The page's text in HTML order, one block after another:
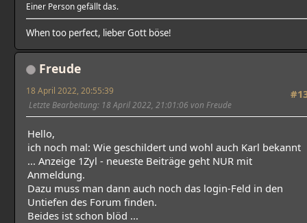
Einer Person gefällt das.
When too perfect, lieber Gott böse!
Freude
18 April 2022, 20:55:39
Letzte Bearbeitung: 18 April 2022, 21:01:06 von Freude
Hello,
ich noch mal: Wie geschildert und wohl auch Karl bekannt
... Anzeige 1Zyl - neueste Beiträge geht NUR mit
Anmeldung.
Dazu muss man dann auch noch das login-Feld in den
Untiefen des Forum finden.
Beides ist schon blöd ...